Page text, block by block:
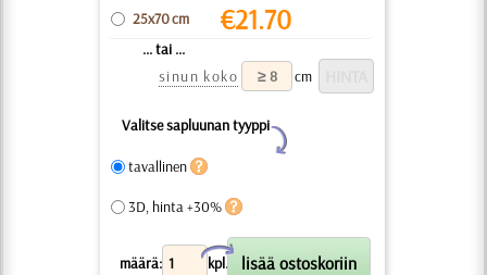
25x70 cm €21.70
... tai ...
sinun koko
cm
Valitse sapluunan tyyppi
Y
tavallinen
3D, hinta +30%
määrä: kpl.
X